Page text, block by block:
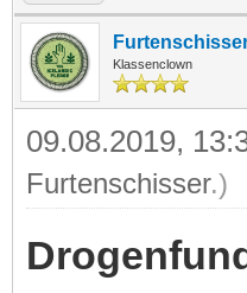
Klassenclown
09.08.2019,
Furtenschisser.)